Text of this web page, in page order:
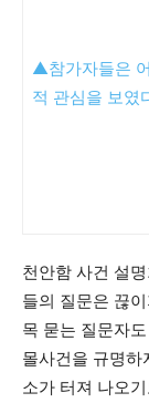
▲참가자들은
적 관심을 보
천안함 사건 설
들의 질문은 끊
목 묻는 질문자
몰사건을 규명하
소가 터져 나오